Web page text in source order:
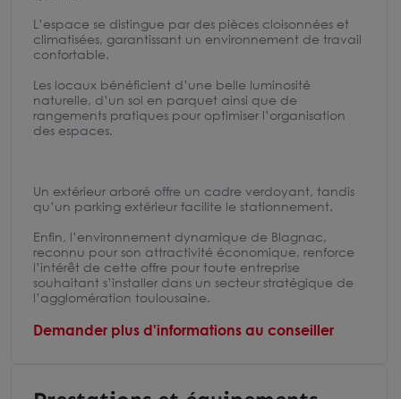
L’espace se distingue par des pièces cloisonnées et
climatisées, garantissant un environnement de travail
confortable.
Les locaux bénéficient d’une belle luminosité
naturelle, d’un sol en parquet ainsi que de
rangements pratiques pour optimiser l’organisation
des espaces.
Un extérieur arboré offre un cadre verdoyant, tandis
qu’un parking extérieur facilite le stationnement.
Enfin, l’environnement dynamique de Blagnac,
reconnu pour son attractivité économique, renforce
l’intérêt de cette offre pour toute entreprise
souhaitant s’installer dans un secteur stratégique de
l’agglomération toulousaine.
Demander plus d'informations au conseiller